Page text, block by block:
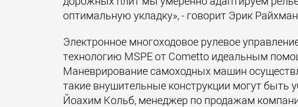
оптимальную укладку», - говорит Эрик
Электронное многоходовое рулевое
технологию MSPE от Cometto идеальным
Маневрирование самоходных машин
такие внушительные конструкции могут
Йоахим Кольб, менеджер по продажам